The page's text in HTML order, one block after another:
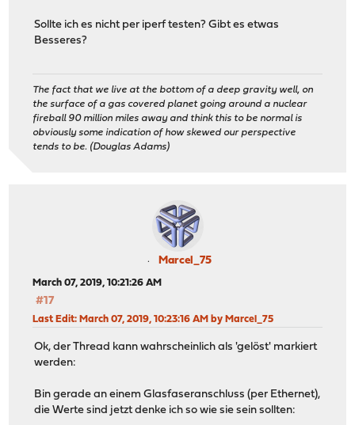
Sollte ich es nicht per iperf testen? Gibt es etwas
Besseres?
The fact that we live at the bottom of a deep gravity well, on
the surface of a gas covered planet going around a nuclear
fireball 90 million miles away and think this to be normal is
obviously some indication of how skewed our perspective
tends to be. (Douglas Adams)
Marcel_75
March 07, 2019, 10:21:26 AM
#17
Last Edit: March 07, 2019, 10:23:16 AM by Marcel_75
Ok, der Thread kann wahrscheinlich als 'gelöst' markiert
werden:
Bin gerade an einem Glasfaseranschluss (per Ethernet),
die Werte sind jetzt denke ich so wie sie sein sollten: